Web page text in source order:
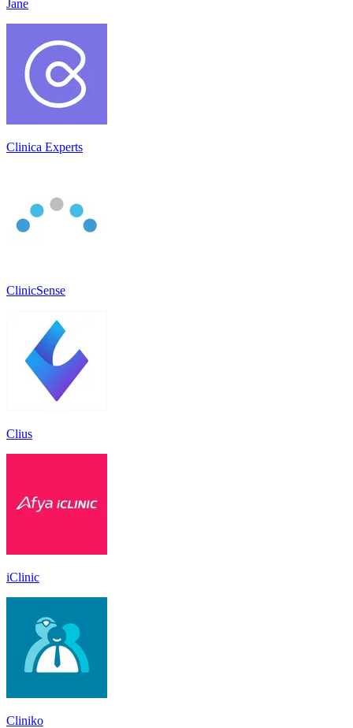
Jane
Clinica Experts
ClinicSense
Clius
iClinic
Cliniko